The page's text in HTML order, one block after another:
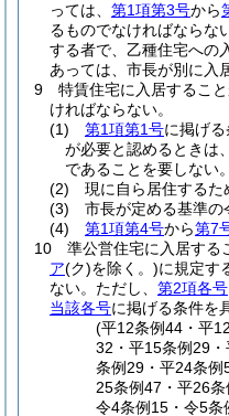
っては、 第1項第3号から
るものでなければならな
する者で、乙種住宅への
あっては、市長が別に入
9
特賃住宅に入居するこ
ければならない。
(1)
第1項第1号に掲げる
が必要と認めるときは、
であることを要しない。
(2)
現に自ら居住する
(3)
市長が定める基準の
(4)
第1項第4号から第7
10
準公営住宅に入居する
ア(ク)を除く。)に規定す
ない。 ただし、 第2項各号
当該各号に掲げる条件を
(平12条例44・平
32・平15条例29
条例29・平24条
25条例47・平26
令4条例15・令5条